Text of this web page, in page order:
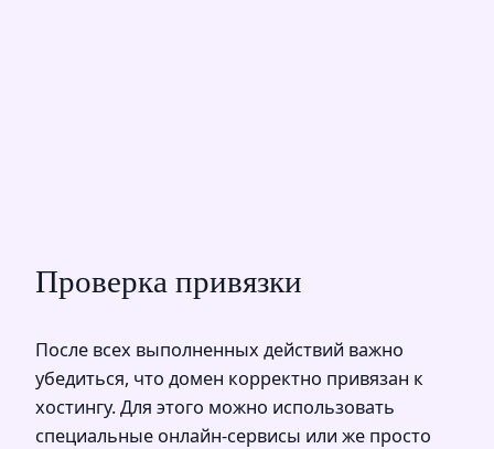
Проверка привязки
После всех выполненных действий важно
убедиться, что домен корректно привязан к
хостингу. Для этого можно использовать
специальные онлайн-сервисы или же просто